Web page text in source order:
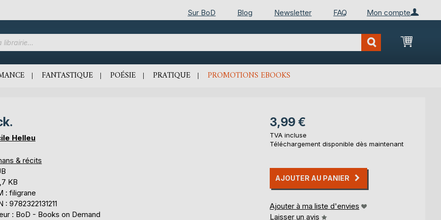
Mon compte
Sur BoD Blog Newsletter FAQ
Mon
FANTASTIQUE POÉSIE PRATIQUE PROMOTIONS EBOOKS
Helleu
& récits
KB
: filigrane
: 9782322131211
: BoD - Books on Demand
3,99 €
TVA incluse
Téléchargement disponible dès maintenant
AJOUTER AU PANIER
Ajouter à ma liste d'envies
Laisser un avis